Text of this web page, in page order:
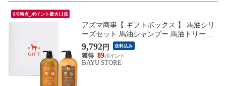
8/8時点_ポイント最大11倍
アズマ商事【 ギフトボックス 】 馬油シリ
ーズセット 馬油シャンプー 馬油トリート
メント 旅美人 馬油シリーズ バーユ バユ
馬油 トリートメント シャンプー 送料無料
馬脂 最安値 セット ヘアケア ギフト プレ
9,792円 送料込み
89
BAYU STORE